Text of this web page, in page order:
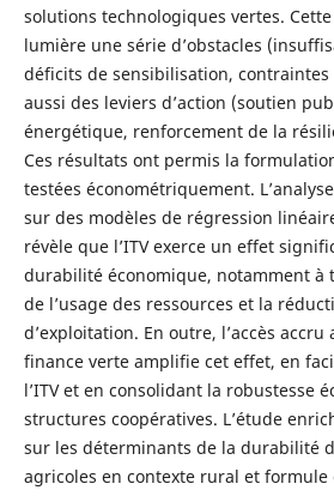
solutions technologiques vertes.
lumière une série d’obstacles
déficits de sensibilisation,
aussi des leviers d’action (soutien
énergétique, renforcement de la
Ces résultats ont permis la
testées économétriquement.
sur des modèles de régression
révèle que l’ITV exerce un effet
durabilité économique, notamment à
de l’usage des ressources et la
d’exploitation. En outre, l’accès
finance verte amplifie cet effet, en
l’ITV et en consolidant la robustesse
structures coopératives. L’étude
sur les déterminants de la durabilité
agricoles en contexte rural et formule